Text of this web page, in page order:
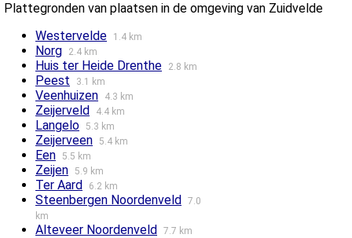
Plattegronden van plaatsen in de omgeving van Zuidvelde
Westervelde
1.4 km
Norg 2.4 km
Huis ter Heide Drenthe 2.8 km
Peest 3.1 km
Veenhuizen 4.3 km
Zeijerveld 4.4 km
Langelo 5.3 km
Zeijerveen 5.4 km
Een 5.5 km
Zeijen 5.9 km
Ter Aard 6.2 km
Steenbergen Noordenveld 7.0
km
Alteveer Noordenveld 7.7 km